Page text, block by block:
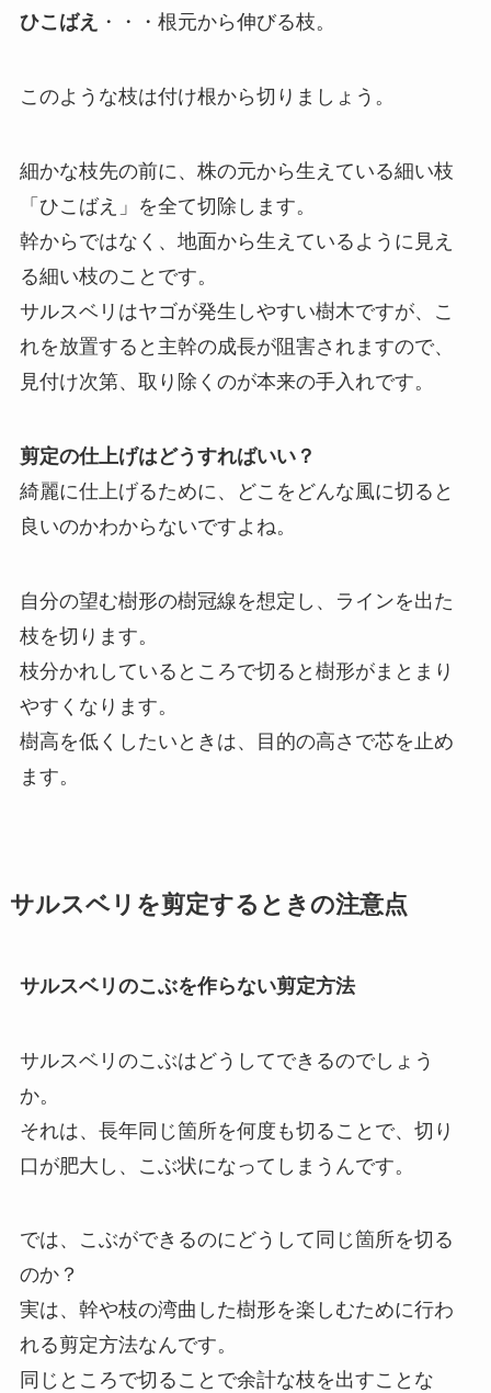
ひこばえ ・・・根元から伸びる枝。
このような枝は付け根から切りましょう。
細かな枝先の前に、株の元から生えている細い枝
「ひこばえ」を全て切除します。
幹からではなく、地面から生えているように見え
る細い枝のことです。
サルスベリはヤゴが発生しやすい樹木ですが、こ
れを放置すると主幹の成長が阻害されますので、
見付け次第、取り除くのが本来の手入れです。
剪定の仕上げはどうすればいい？
綺麗に仕上げるために、どこをどんな風に切ると
良いのかわからないですよね。
自分の望む樹形の樹冠線を想定し、ラインを出た
枝を切ります。
枝分かれしているところで切ると樹形がまとまり
やすくなります。
樹高を低くしたいときは、目的の高さで芯を止め
ます。
サルスベリを剪定するときの注意点
サルスベリのこぶを作らない剪定方法
サルスベリのこぶはどうしてできるのでしょう
か。
それは、長年同じ箇所を何度も切ることで、切り
口が肥大し、こぶ状になってしまうんです。
では、こぶができるのにどうして同じ箇所を切る
のか？
実は、幹や枝の湾曲した樹形を楽しむために行わ
れる剪定方法なんです。
同じところで切ることで余計な枝を出すことな